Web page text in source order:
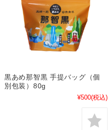
黒あめ那智黒 手提バッグ（個
別包装）80g
¥500(税込)